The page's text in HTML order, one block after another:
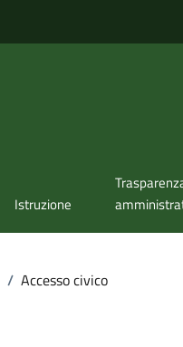
Istruzione
/ Accesso civico